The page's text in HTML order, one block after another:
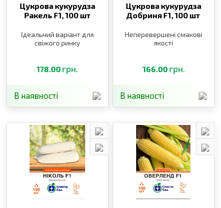
Цукрова кукурудза
Ракель F1, 100 шт
Ідеальний варіант для
свіжого ринку
178.00 грн.
В наявності
Цукрова кукурудза
Добриня F1,100 шт
Неперевершені смакові
якості
166.00 грн.
В наявності